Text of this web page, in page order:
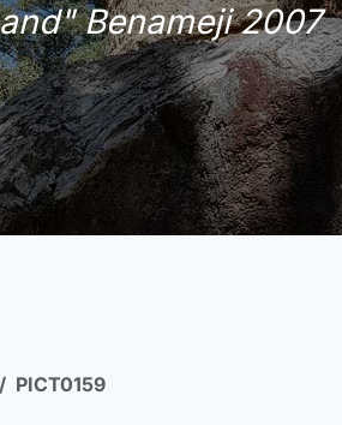
Benameji 2007
PICT0159